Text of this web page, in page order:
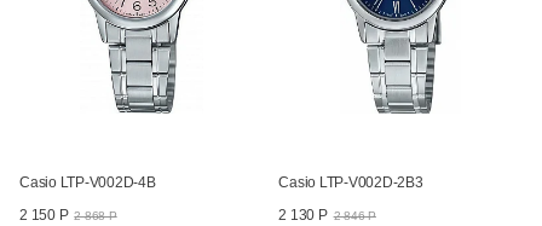
Casio LTP-V002D-4B
2 150 Р 2 868 Р
Casio LTP-V002D-2B3
2 130 Р 2 846 Р